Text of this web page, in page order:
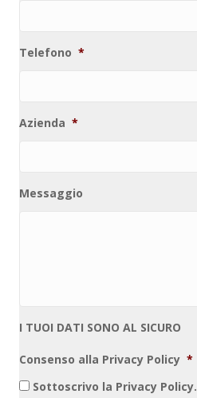
Telefono *
Azienda *
Messaggio
I TUOI DATI SONO AL SICURO
Consenso alla Privacy Policy *
Sottoscrivo la Privacy Policy.